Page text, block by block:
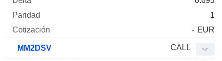
1
- EUR
MM2DSV CALL